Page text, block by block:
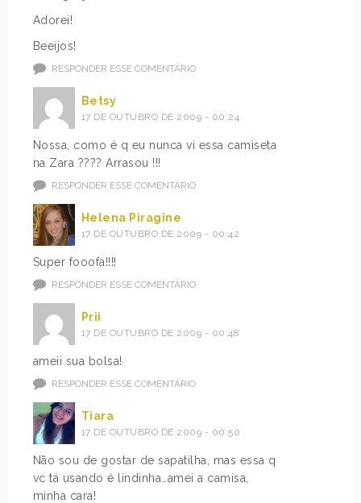
Adorei!
Beeijos!
RESPONDER ESSE COMENTÁRIO
Betsy
17 DE OUTUBRO DE 2009 - 00:24
Nossa, como é q eu nunca vi essa camiseta
na Zara ???? Arrasou !!!
RESPONDER ESSE COMENTÁRIO
Helena Piragine
17 DE OUTUBRO DE 2009 - 00:42
Super fooofa!!!!
RESPONDER ESSE COMENTÁRIO
Prii
17 DE OUTUBRO DE 2009 - 00:48
ameii sua bolsa!
RESPONDER ESSE COMENTÁRIO
Tiara
17 DE OUTUBRO DE 2009 - 00:50
Não sou de gostar de sapatilha, mas essa q
vc tá usando é lindinha…amei a camisa,
minha cara!